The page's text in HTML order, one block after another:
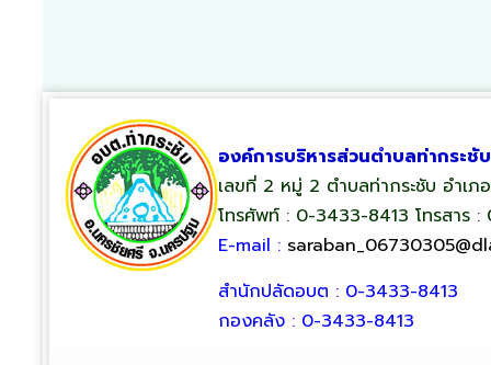
องค์การบริหารส่วนตำบลท่ากระชับ
เลขที่ 2 หมู่ 2 ตำบลท่ากระชับ อำเ
โทรศัพท์ : 0-3433-8413 โทรสาร
E-mail :
สำนักปลัดอบต : 0-3433-8413
กองคลัง : 0-3433-8413